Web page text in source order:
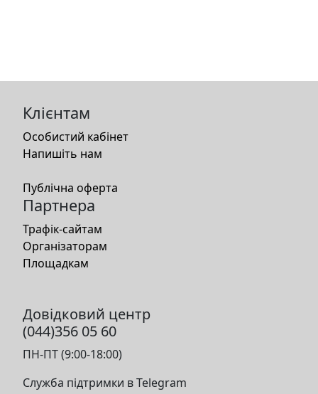
Клієнтам
Особистий кабінет
Напишіть нам
Публічна оферта
Партнера
Трафік-сайтам
Організаторам
Площадкам
Довідковий центр
(044)356 05 60
ПН-ПТ (9:00-18:00)
Служба підтримки в Telegram